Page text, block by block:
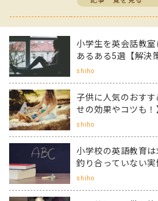
小学生を英会話教
あるある5選【解決
shiho
子供に人気のおす
せの効果やコツも！
shiho
小学校の英語教育
釣り合っていない実
shiho